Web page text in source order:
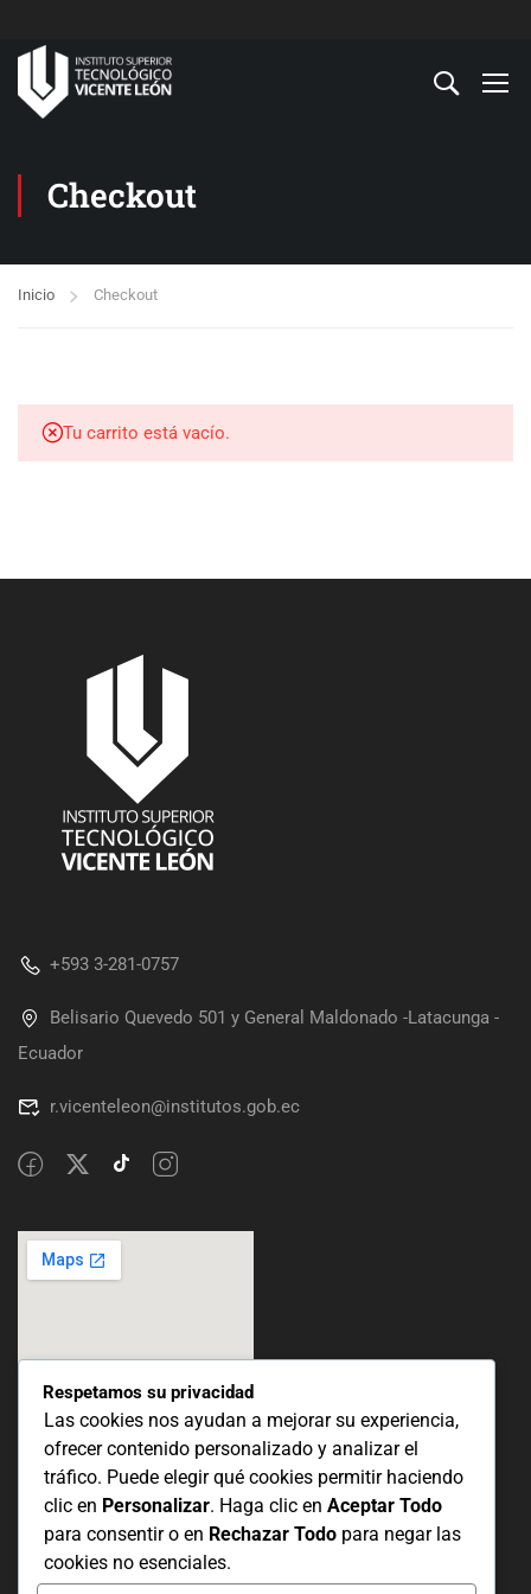
Checkout
Inicio Checkout
Tu carrito está vacío.
+593 3-281-0757
Belisario Quevedo 501 y General Maldonado -Latacunga -
Ecuador
r.vicenteleon@institutos.gob.ec
Respetamos su privacidad
Las cookies nos ayudan a mejorar su experiencia,
ofrecer contenido personalizado y analizar el
tráfico. Puede elegir qué cookies permitir haciendo
clic en Personalizar. Haga clic en Aceptar Todo
para consentir o en Rechazar Todo para negar las
cookies no esenciales.